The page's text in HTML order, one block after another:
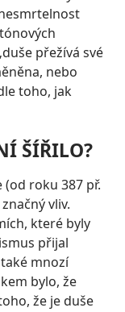
přežívá své
nebo
toho, jak
ŠÍŘILO?
roku 387 př.
vliv.
které byly
přijal
mnozí
bylo, že
že je duše